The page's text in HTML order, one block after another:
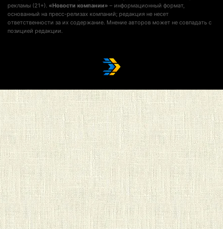
рекламы (21+). «Новости компании» – информационный формат,
основанный на пресс-релизах компаний; редакция не несет
ответственности за их содержание. Мнение авторов может не совпадать с
позицией редакции.